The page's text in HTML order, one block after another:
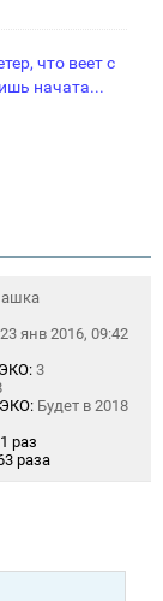
что веет с
начата...
23 янв 2016, 09:42
3
Будет в 2018
раз
раза